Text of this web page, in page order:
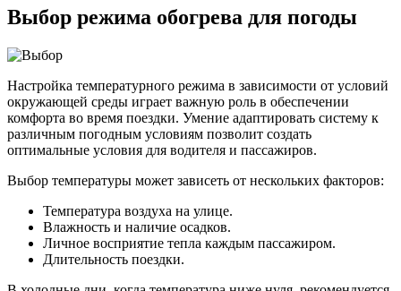
Выбор режима обогрева для погоды
Настройка температурного режима в зависимости от условий
окружающей среды играет важную роль в обеспечении
комфорта во время поездки. Умение адаптировать систему к
различным погодным условиям позволит создать
оптимальные условия для водителя и пассажиров.
Выбор температуры может зависеть от нескольких факторов:
Температура воздуха на улице.
Влажность и наличие осадков.
Личное восприятие тепла каждым пассажиром.
Длительность поездки.